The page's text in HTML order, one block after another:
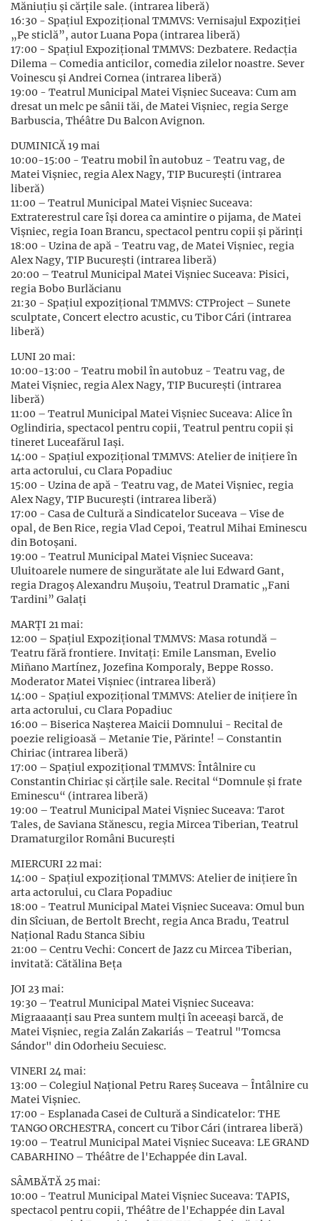
Măniuțiu şi cărţile sale. (intrarea liberă)
16:30 - Spațiul Expoziţional TMMVS: Vernisajul Expoziției
„Pe sticlă”, autor Luana Popa (intrarea liberă)
17:00 - Spațiul Expoziţional TMMVS: Dezbatere. Redacţia
Dilema – Comedia anticilor, comedia zilelor noastre. Sever
Voinescu şi Andrei Cornea (intrarea liberă)
19:00 - Teatrul Municipal Matei Vişniec Suceava: Cum am
dresat un melc pe sânii tăi, de Matei Vișniec, regia Serge
Barbuscia, Théâtre Du Balcon Avignon.
DUMINICĂ 19 mai
10:00-15:00 - Teatru mobil în autobuz - Teatru vag, de
Matei Vişniec, regia Alex Nagy, TIP Bucureşti (intrarea
liberă)
11:00 – Teatrul Municipal Matei Vişniec Suceava:
Extraterestrul care îşi dorea ca amintire o pijama, de Matei
Vișniec, regia Ioan Brancu, spectacol pentru copii și părinți
18:00 - Uzina de apă - Teatru vag, de Matei Vişniec, regia
Alex Nagy, TIP Bucureşti (intrarea liberă)
20:00 – Teatrul Municipal Matei Vişniec Suceava: Pisici,
regia Bobo Burlăcianu
21:30 - Spaţiul expoziţional TMMVS: CTProject – Sunete
sculptate, Concert electro acustic, cu Tibor Cári (intrarea
liberă)
LUNI 20 mai:
10:00-13:00 - Teatru mobil în autobuz - Teatru vag, de
Matei Vişniec, regia Alex Nagy, TIP Bucureşti (intrarea
liberă)
11:00 – Teatrul Municipal Matei Vişniec Suceava: Alice în
Oglindiria, spectacol pentru copii, Teatrul pentru copii și
tineret Luceafărul Iaşi.
14:00 - Spațiul expoziţional TMMVS: Atelier de inițiere în
arta actorului, cu Clara Popadiuc
15:00 - Uzina de apă - Teatru vag, de Matei Vișniec, regia
Alex Nagy, TIP Bucureşti (intrarea liberă)
17:00 - Casa de Cultură a Sindicatelor Suceava – Vise de
opal, de Ben Rice, regia Vlad Cepoi, Teatrul Mihai Eminescu
din Botoşani.
19:00 - Teatrul Municipal Matei Vişniec Suceava:
Uluitoarele numere de singurătate ale lui Edward Gant,
regia Dragoș Alexandru Mușoiu, Teatrul Dramatic „Fani
Tardini” Galați
MARȚI 21 mai:
12:00 – Spațiul Expozițional TMMVS: Masa rotundă –
Teatru fără frontiere. Invitaţi: Emile Lansman, Evelio
Miñano Martínez, Jozefina Komporaly, Beppe Rosso.
Moderator Matei Vișniec (intrarea liberă)
14:00 - Spațiul expoziţional TMMVS: Atelier de inițiere în
arta actorului, cu Clara Popadiuc
16:00 – Biserica Nașterea Maicii Domnului - Recital de
poezie religioasă – Metanie Tie, Părinte! – Constantin
Chiriac (intrarea liberă)
17:00 – Spațiul expoziţional TMMVS: Întâlnire cu
Constantin Chiriac și cărțile sale. Recital “Domnule și frate
Eminescu“ (intrarea liberă)
19:00 – Teatrul Municipal Matei Vişniec Suceava: Tarot
Tales, de Saviana Stănescu, regia Mircea Tiberian, Teatrul
Dramaturgilor Români București
MIERCURI 22 mai:
14:00 - Spațiul expoziţional TMMVS: Atelier de inițiere în
arta actorului, cu Clara Popadiuc
18:00 - Teatrul Municipal Matei Vişniec Suceava: Omul bun
din Sîciuan, de Bertolt Brecht, regia Anca Bradu, Teatrul
Național Radu Stanca Sibiu
21:00 – Centru Vechi: Concert de Jazz cu Mircea Tiberian,
invitată: Cătălina Beța
JOI 23 mai:
19:30 – Teatrul Municipal Matei Vişniec Suceava:
Migraaaanți sau Prea suntem mulți în aceeași barcă, de
Matei Vișniec, regia Zalán Zakariás – Teatrul "Tomcsa
Sándor" din Odorheiu Secuiesc.
VINERI 24 mai:
13:00 – Colegiul Naţional Petru Rareș Suceava – Întâlnire cu
Matei Vișniec.
17:00 - Esplanada Casei de Cultură a Sindicatelor: THE
TANGO ORCHESTRA, concert cu Tibor Cári (intrarea liberă)
19:00 – Teatrul Municipal Matei Vişniec Suceava: LE GRAND
CABARHINO – Théâtre de l'Echappée din Laval.
SÂMBĂTĂ 25 mai:
10:00 - Teatrul Municipal Matei Vişniec Suceava: TAPIS,
spectacol pentru copii, Théâtre de l'Echappée din Laval